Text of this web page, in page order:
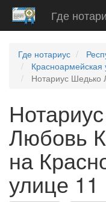
Где
Где нотариус
Красноармейская
Нотариус Шедько
Любовь
на
улице 11